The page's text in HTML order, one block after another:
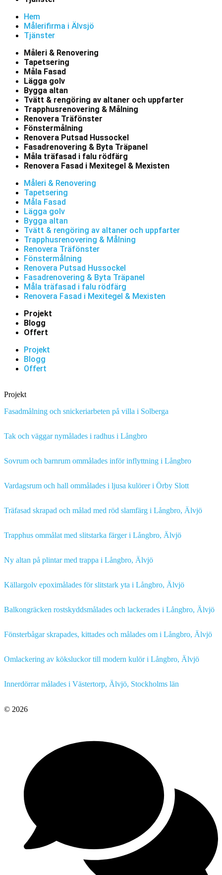
Hem
Målerifirma i Älvsjö
Tjänster
Måleri & Renovering
Tapetsering
Måla Fasad
Lägga golv
Bygga altan
Tvätt & rengöring av altaner och uppfarter
Trapphusrenovering & Målning
Renovera Träfönster
Fönstermålning
Renovera Putsad Hussockel
Fasadrenovering & Byta Träpanel
Måla träfasad i falu rödfärg
Renovera Fasad i Mexitegel & Mexisten
Måleri & Renovering
Tapetsering
Måla Fasad
Lägga golv
Bygga altan
Tvätt & rengöring av altaner och uppfarter
Trapphusrenovering & Målning
Renovera Träfönster
Fönstermålning
Renovera Putsad Hussockel
Fasadrenovering & Byta Träpanel
Måla träfasad i falu rödfärg
Renovera Fasad i Mexitegel & Mexisten
Projekt
Blogg
Offert
Projekt
Blogg
Offert
Projekt
Fasadmålning och snickeriarbeten på villa i Solberga
Tak och väggar nymålades i radhus i Långbro
Sovrum och barnrum ommålades inför inflyttning i Långbro
Vardagsrum och hall ommålades i ljusa kulörer i Örby Slott
Träfasad skrapad och målad med röd slamfärg i Långbro, Älvjö
Trapphus ommålat med slitstarka färger i Långbro, Älvjö
Ny altan på plintar med trappa i Långbro, Älvjö
Källargolv epoximålades för slitstark yta i Långbro, Älvjö
Balkongräcken rostskyddsmålades och lackerades i Långbro, Älvjö
Fönsterbågar skrapades, kittades och målades om i Långbro, Älvjö
Omlackering av köksluckor till modern kulör i Långbro, Älvjö
Innerdörrar målades i Västertorp, Älvjö, Stockholms län
© 2026